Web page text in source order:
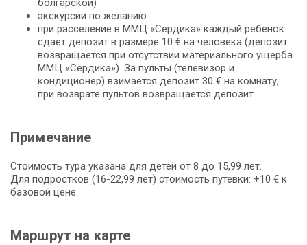
болгарской)
экскурсии по желанию
при расселение в ММЦ «Сердика» каждый ребенок
сдаёт депозит в размере 10 € на человека (депозит
возвращается при отсутствии материального ущерба
ММЦ «Сердика»). За пульты (телевизор и
кондиционер) взимается депозит 30 € на комнату,
при возврате пультов возвращается депозит
Примечание
Стоимость тура указана для детей от 8 до 15,99 лет.
Для подростков (16-22,99 лет) стоимость путевки: +10 € к
базовой цене.
Маршрут на карте